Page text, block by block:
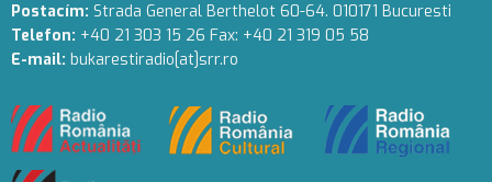
Postacím: Strada General Berthelot 60-64. 010171 Bucuresti
Telefon: +40 21 303 15 26 Fax: +40 21 319 05 58
E-mail: bukarestiradio[at]srr.ro